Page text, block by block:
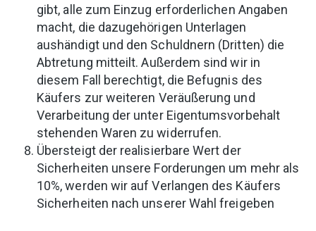
gibt, alle zum Einzug erforderlichen Angaben
macht, die dazugehörigen Unterlagen
aushändigt und den Schuldnern (Dritten) die
Abtretung mitteilt. Außerdem sind wir in
diesem Fall berechtigt, die Befugnis des
Käufers zur weiteren Veräußerung und
Verarbeitung der unter Eigentumsvorbehalt
stehenden Waren zu widerrufen.
Übersteigt der realisierbare Wert der
Sicherheiten unsere Forderungen um mehr als
10%, werden wir auf Verlangen des Käufers
Sicherheiten nach unserer Wahl freigeben